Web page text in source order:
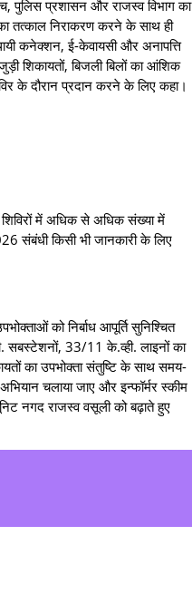
पुलिस प्रशासन और राजस्व विभाग का
तत्काल निराकरण करने के साथ ही
कनेक्शन, ई-केवायसी और अनापत्ति
शिकायतों, बिजली बिलों का आंशिक
के दौरान प्रदान करने के लिए कहा।
में अधिक से अधिक संख्या में
संबंधी किसी भी जानकारी के लिए
को निर्बाध आपूर्ति सुनिश्चित
सबस्‍टेशनों, 33/11 के.व्‍ही. लाइनों का
का उपभोक्ता संतुष्टि के साथ समय-
चलाया जाए और इन्‍फॉर्मर स्‍कीम
नगद राजस्‍व वसूली को बढ़ाते हुए